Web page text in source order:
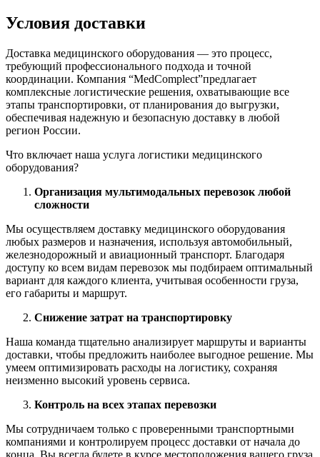
Условия доставки
Доставка медицинского оборудования — это процесс,
требующий профессионального подхода и точной
координации. Компания “MedComplect”предлагает
комплексные логистические решения, охватывающие все
этапы транспортировки, от планирования до выгрузки,
обеспечивая надежную и безопасную доставку в любой
регион России.
Что включает наша услуга логистики медицинского
оборудования?
Организация мультимодальных перевозок любой
сложности
Мы осуществляем доставку медицинского оборудования
любых размеров и назначения, используя автомобильный,
железнодорожный и авиационный транспорт. Благодаря
доступу ко всем видам перевозок мы подбираем оптимальный
вариант для каждого клиента, учитывая особенности груза,
его габариты и маршрут.
Снижение затрат на транспортировку
Наша команда тщательно анализирует маршруты и варианты
доставки, чтобы предложить наиболее выгодное решение. Мы
умеем оптимизировать расходы на логистику, сохраняя
неизменно высокий уровень сервиса.
Контроль на всех этапах перевозки
Мы сотрудничаем только с проверенными транспортными
компаниями и контролируем процесс доставки от начала до